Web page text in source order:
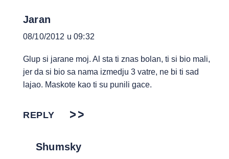
Jaran
08/10/2012 u 09:32
Glup si jarane moj. Al sta ti znas bolan, ti si bio mali,
jer da si bio sa nama izmedju 3 vatre, ne bi ti sad
lajao. Maskote kao ti su punili gace.
REPLY
Shumsky